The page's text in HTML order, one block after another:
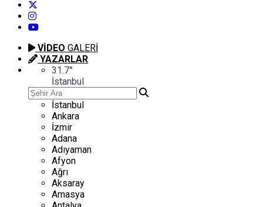
VİDEO GALERİ
YAZARLAR
31.7°
İstanbul
İstanbul
Ankara
İzmir
Adana
Adıyaman
Afyon
Ağrı
Aksaray
Amasya